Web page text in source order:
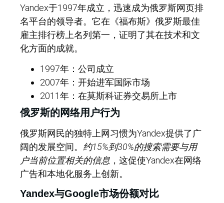
Yandex于1997年成立，迅速成为俄罗斯网页排
名平台的领导者。它在《福布斯》俄罗斯最佳
雇主排行榜上名列第一，证明了其在技术和文
化方面的成就。
1997年：公司成立
2007年：开始进军国际市场
2011年：在莫斯科证券交易所上市
俄罗斯的网络用户行为
俄罗斯网民的独特上网习惯为Yandex提供了广
阔的发展空间。 约15%到30%的搜索需要与用
户当前位置相关的信息 ，这促使Yandex在网络
广告和本地化服务上创新。
Yandex与Google市场份额对比